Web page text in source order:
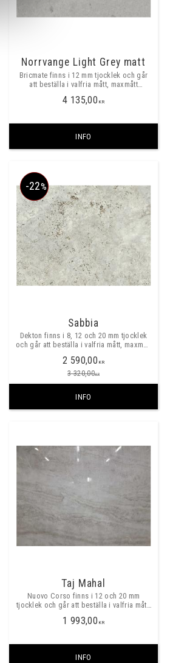
Norrvange Light Grey matt
Bricmate finns i 12 mm tjocklek och går
att beställa i valfria mått, maxmått
4 135,00 KR
INFO
Sabbia
Dekton finns i 8, 12 och 20 mm tjocklek
och går att beställa i valfria mått, maxmått
2 590,00 KR
3 320,00KR
22%
INFO
Taj Mahal
Nuovo Corso finns i 12 och 20 mm
tjocklek och går att beställa i valfria mått,
1 993,00 KR
INFO